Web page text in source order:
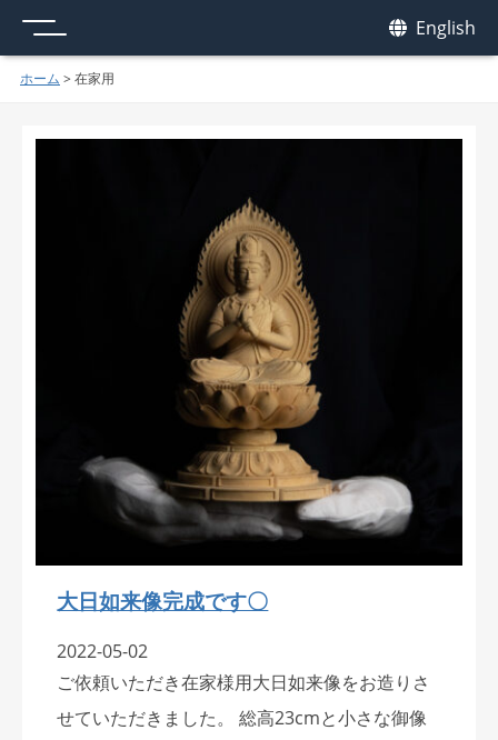
English
ホーム > 在家用
大日如来像完成です〇
2022-05-02
ご依頼いただき在家様用大日如来像をお造りさ
せていただきました。 総高23cmと小さな御像